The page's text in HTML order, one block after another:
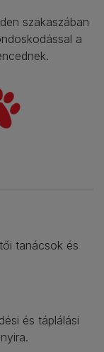
szakaszában
a
tanácsok és
és táplálási